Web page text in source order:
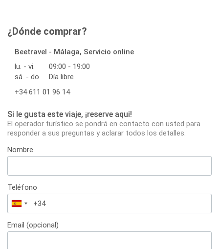
¿Dónde comprar?
Beetravel - Málaga, Servicio online
lu. - vi.
09:00 - 19:00
sá. - do.
Día libre
+34 611 01 96 14
Si le gusta este viaje, ¡reserve aqui!
El operador turístico se pondrá en contacto con usted para
responder a sus preguntas y aclarar todos los detalles.
Nombre
Teléfono
España
+34
Email (opcional)